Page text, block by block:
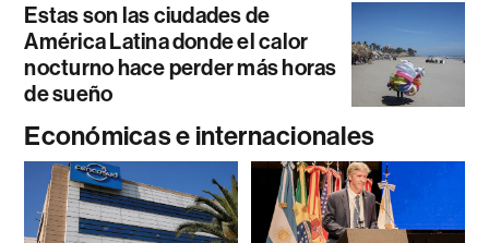
Estas son las ciudades de
América Latina donde el calor
nocturno hace perder más horas
de sueño
Económicas e internacionales